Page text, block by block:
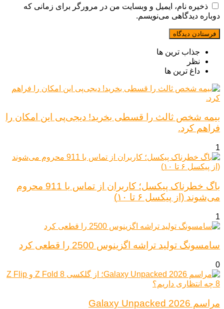
ذخیره نام، ایمیل و وبسایت من در مرورگر برای زمانی که
دوباره دیدگاهی می‌نویسم.
جذاب ترین ها
نظر
داغ ترین ها
بیمه شخص ثالث را قسطی بخرید! دیجی‌پی این امکان را
فراهم کرد.
1
باگ خطرناک پیکسل؛ کاربران از تماس با 911 محروم
می‌شوند (از پیکسل ۶ تا ۱۰)
1
سامسونگ تولید تراشه اگزینوس 2500 را قطعی کرد
0
مراسم Galaxy Unpacked 2026